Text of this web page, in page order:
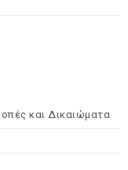
και Δικαιώματα